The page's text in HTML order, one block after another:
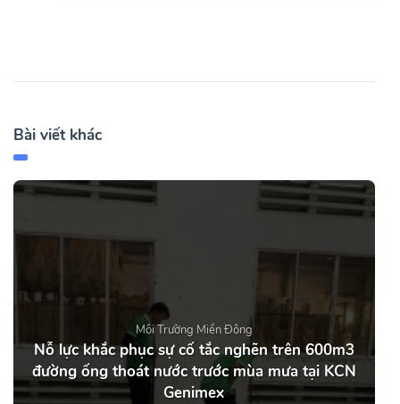
Bài viết khác
Môi Trường Miền Đông
Nỗ lực khắc phục sự cố tắc nghẽn trên 600m3
đường ống thoát nước trước mùa mưa tại KCN
Genimex